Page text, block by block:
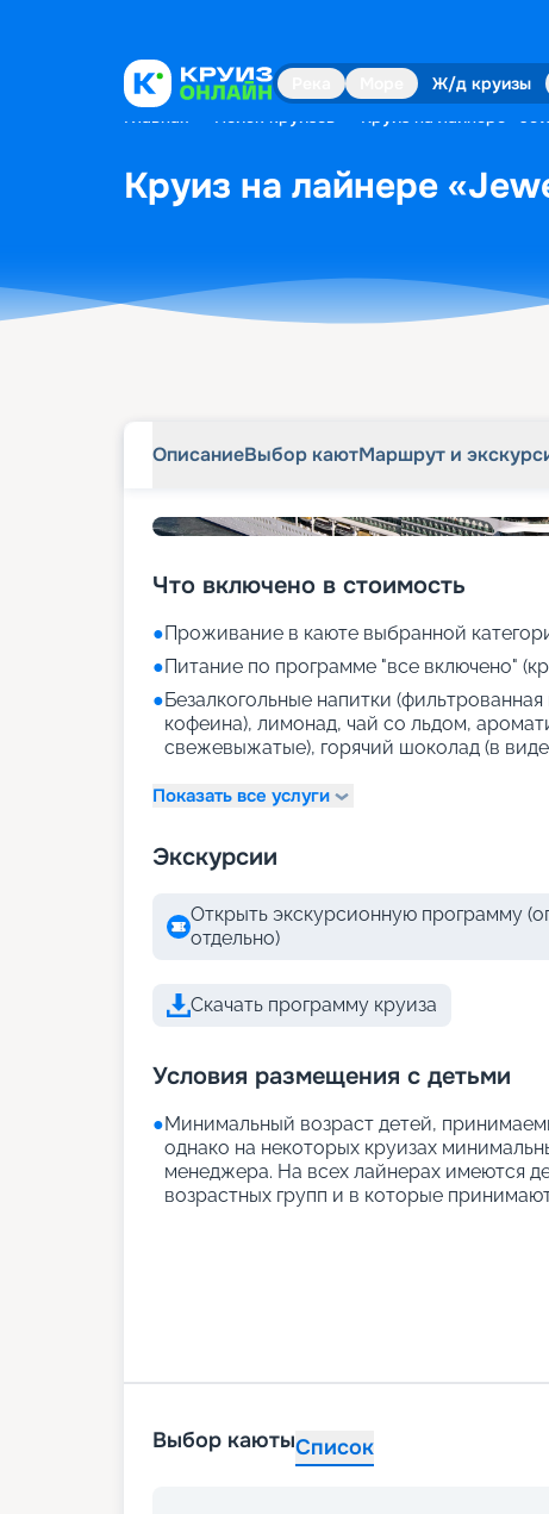
Ж/д круизы
Главная Поиск круизов Круиз на лайнере
Круиз на лайнере
ОписаниеВыбор каютМаршрут и
Что включено в стоимость
●Проживание в каюте выбранной
●Питание по программе "все включено"
●Безалкогольные напитки
кофеина), лимонад, чай со льдом,
свежевыжатые), горячий шоколад (в
Показать все услуги
Экскурсии
Открыть экскурсионную программу
отдельно)
Скачать программу круиза
Условия размещения с детьми
●Минимальный возраст детей,
однако на некоторых круизах
менеджера. На всех лайнерах имеются
возрастных групп и в которые
Выбор каютыСписок